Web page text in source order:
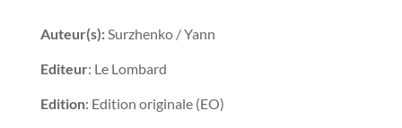
Auteur(s):Surzhenko / Yann
Editeur: Le Lombard
Edition: Edition originale (EO)